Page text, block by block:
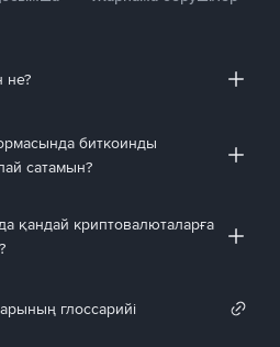
не?
биткоинды
сатамын?
қандай криптовалюталарға
глоссарийі